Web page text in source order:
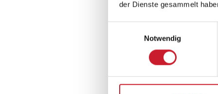
der Dienste gesammelt
Notwendig
Grill